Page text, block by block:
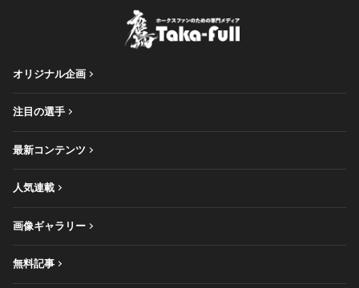
オリジナル企画
注目の選手
最新コンテンツ
人気連載
画像ギャラリー
無料記事